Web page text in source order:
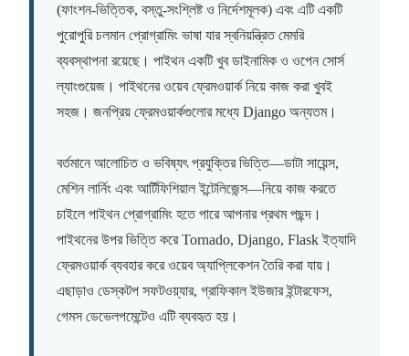
(ফাংশন-ভিত্তিক, বস্তু-সংশ্লিষ্ট ও নির্দেশমূলক) এবং এটি একটি
পুরোপুরি চলমান প্রোগ্রামিং ভাষা যার স্বনিয়ন্ত্রিত মেমরি
ব্যবস্থাপনা রয়েছে। পাইথন একটি খুব ডাইনামিক ও ওপেন সোর্স
ল্যাংগুয়েজ। পাইথনের ওয়েব ফ্রেমওয়ার্ক নিয়ে কাজ করা খুবই
সহজ। জনপ্রিয় ফ্রেমওয়ার্কগুলোর মধ্যে Django অন্যতম।
বর্তমানে আলোচিত ও ভবিষ্যৎ প্রযুক্তির ভিত্তি—ডাটা সায়েন্স,
মেশিন লার্নিং এবং আর্টিফিশিয়াল ইন্টেলিজেন্স—নিয়ে কাজ করতে
চাইলে পাইথন প্রোগ্রামিং হতে পারে আপনার প্রথম পছন্দ।
পাইথনের উপর ভিত্তি করে Tornado, Django, Flask ইত্যাদি
ফ্রেমওয়ার্ক ব্যবহার করে ওয়েব অ্যাপ্লিকেশন তৈরি করা যায়।
এছাড়াও ডেস্কটপ সফটওয়্যার, গ্রাফিকাল ইউজার ইন্টারফেস,
গেমস ডেভেলপমেন্টেও এটি ব্যবহৃত হয়।